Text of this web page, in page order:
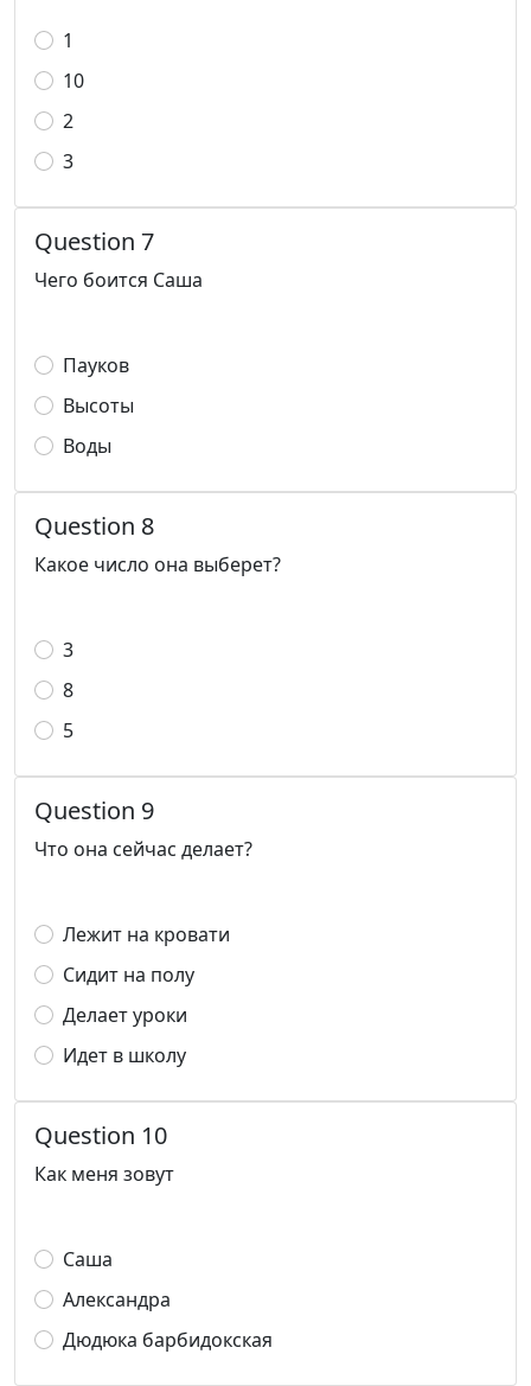
1
10
2
3
Question 7
Чего боится Саша
Пауков
Высоты
Воды
Question 8
Какое число она выберет?
3
8
5
Question 9
Что она сейчас делает?
Лежит на кровати
Сидит на полу
Делает уроки
Идет в школу
Question 10
Как меня зовут
Саша
Александра
Дюдюка барбидокская